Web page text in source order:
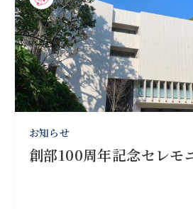
お知らせ
創部100周年記念セレモ